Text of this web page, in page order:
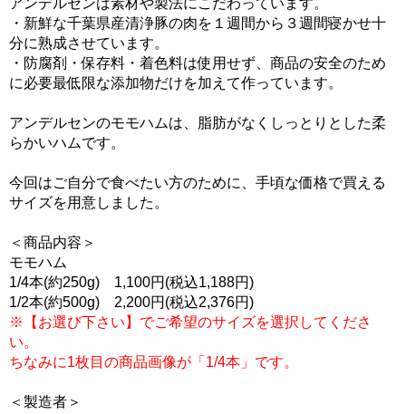
アンデルセンは素材や製法にこだわっています。
・新鮮な千葉県産清浄豚の肉を１週間から３週間寝かせ十
分に熟成させています。
・防腐剤・保存料・着色料は使用せず、商品の安全のため
に必要最低限な添加物だけを加えて作っています。
アンデルセンのモモハムは、脂肪がなくしっとりとした柔
らかいハムです。
今回はご自分で食べたい方のために、手頃な価格で買える
サイズを用意しました。
＜商品内容＞
モモハム
1/4本(約250g) 1,100円(税込1,188円)
1/2本(約500g) 2,200円(税込2,376円)
※【お選び下さい】でご希望のサイズを選択してくださ
い。
ちなみに1枚目の商品画像が「1/4本」です。
＜製造者＞